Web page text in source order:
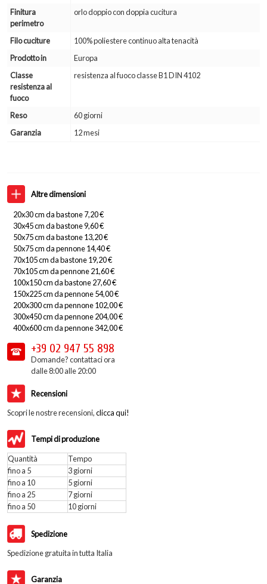
Altre dimensioni
20x30 cm da bastone 7,20 €
30x45 cm da bastone 9,60 €
50x75 cm da bastone 13,20 €
50x75 cm da pennone 14,40 €
70x105 cm da bastone 19,20 €
70x105 cm da pennone 21,60 €
100x150 cm da bastone 27,60 €
150x225 cm da pennone 54,00 €
200x300 cm da pennone 102,00 €
300x450 cm da pennone 204,00 €
400x600 cm da pennone 342,00 €
+39 02 947 55 898
Domande? contattaci ora
dalle 8:00 alle 20:00
Recensioni
Scopri le nostre recensioni,clicca qui!
Tempi di produzione
Quantità
Tempo
fino a 5
3 giorni
fino a 10
5 giorni
fino a 25
7 giorni
fino a 50
10 giorni
Spedizione
Spedizione gratuita in tutta Italia
Garanzia
Finitura
perimetro
orlo doppio con doppia cucitura
Filo cuciture
100% poliestere continuo alta tenacità
Prodotto in
Europa
Classe
resistenza al
fuoco
resistenza al fuoco classe B1 DIN 4102
Reso
60 giorni
Garanzia
12 mesi